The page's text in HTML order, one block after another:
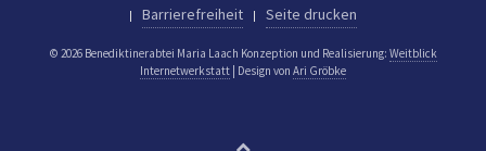
Barrierefreiheit
Seite drucken
© 2026 Benediktinerabtei Maria Laach Konzeption und Realisierung: Weitblick
Internetwerkstatt | Design von Ari Gröbke